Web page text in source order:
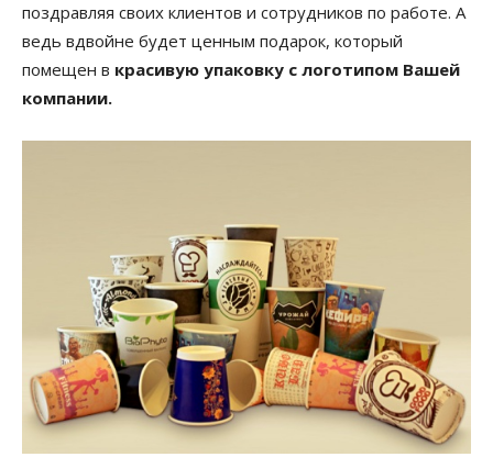
поздравляя своих клиентов и сотрудников по работе. А
ведь вдвойне будет ценным подарок, который
помещен в красивую упаковку с логотипом Вашей
компании.